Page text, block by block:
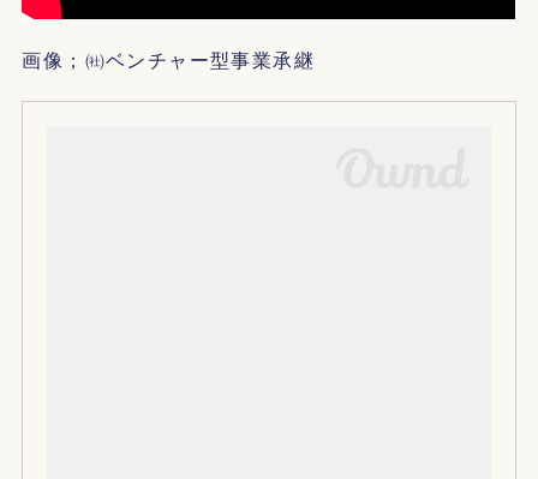
画像；㈳ベンチャー型事業承継